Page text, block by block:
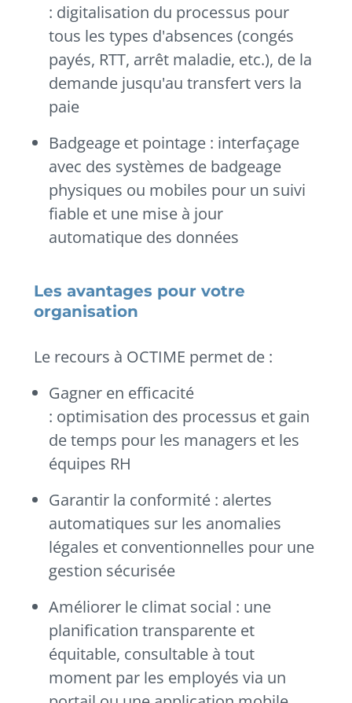
: digitalisation du processus pour
tous les types d'absences (congés
payés, RTT, arrêt maladie, etc.), de la
demande jusqu'au transfert vers la
paie
Badgeage et pointage : interfaçage
avec des systèmes de badgeage
physiques ou mobiles pour un suivi
fiable et une mise à jour
automatique des données
Les avantages pour votre
organisation
Le recours à OCTIME permet de :
Gagner en efficacité
: optimisation des processus et gain
de temps pour les managers et les
équipes RH
Garantir la conformité : alertes
automatiques sur les anomalies
légales et conventionnelles pour une
gestion sécurisée
Améliorer le climat social : une
planification transparente et
équitable, consultable à tout
moment par les employés via un